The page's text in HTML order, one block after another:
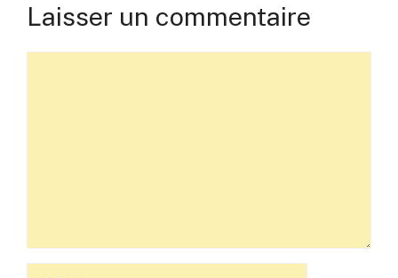
Laisser un commentaire